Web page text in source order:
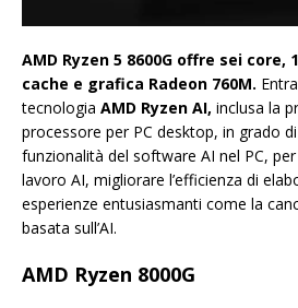
AMD Ryzen 5 8600G offre sei core,
cache e grafica Radeon 760M.
tecnologia AMD Ryzen AI, inclusa la
processore per PC desktop, in grado
funzionalità del software AI nel PC,
lavoro AI, migliorare l’efficienza di
esperienze entusiasmanti come la
basata sull’AI.
AMD Ryzen 8000G